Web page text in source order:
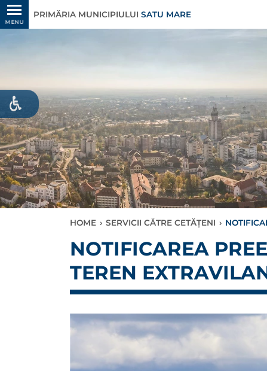
MENU
PRIMĂRIA MUNICIPIULUI SATU MARE
HOME › SERVICII CĂTRE CETĂȚENI ›
NOTIFICAREA
TEREN